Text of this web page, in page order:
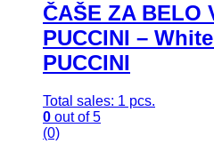
ČAŠE ZA BELO
PUCCINI –
PUCCINI
Total sales: 1 pcs.
0 out of 5
(0)